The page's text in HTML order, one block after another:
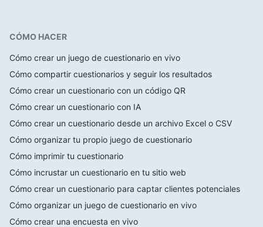
CÓMO HACER
Cómo crear un juego de cuestionario en vivo
Cómo compartir cuestionarios y seguir los resultados
Cómo crear un cuestionario con un código QR
Cómo crear un cuestionario con IA
Cómo crear un cuestionario desde un archivo Excel o CSV
Cómo organizar tu propio juego de cuestionario
Cómo imprimir tu cuestionario
Cómo incrustar un cuestionario en tu sitio web
Cómo crear un cuestionario para captar clientes potenciales
Cómo organizar un juego de cuestionario en vivo
Cómo crear una encuesta en vivo